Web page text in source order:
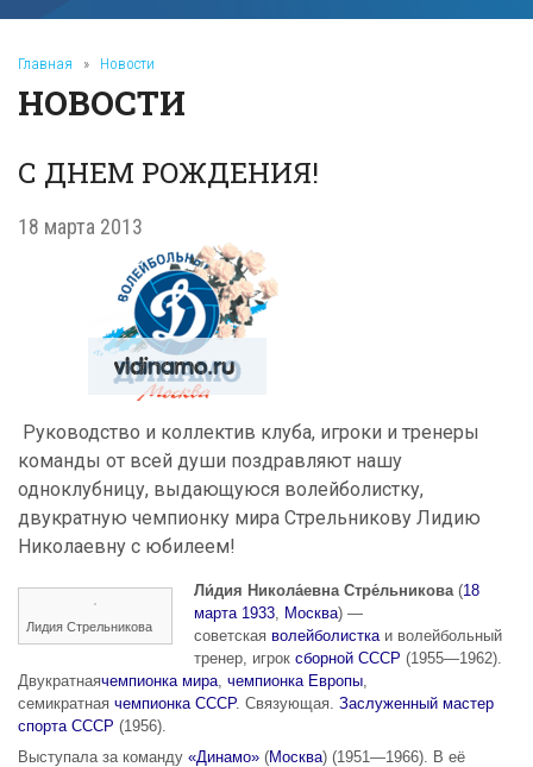
Главная » Новости
НОВОСТИ
С ДНЕМ РОЖДЕНИЯ!
18 марта 2013
Руководство и коллектив клуба, игроки и тренеры
команды от всей души поздравляют нашу
одноклубницу, выдающуюся волейболистку,
двукратную чемпионку мира Стрельникову Лидию
Николаевну с юбилеем!
Лидия Стрельникова
Ли́дия Никола́евна Стре́льникова(18
марта 1933, Москва) —
советскаяволейболисткаи волейбольный
тренер, игроксборной СССР (1955—1962).
Двукратнаячемпионка мира, чемпионка Европы,
семикратная чемпионка СССР. Связующая. Заслуженный мастер
спорта СССР (1956).
Выступала за команду «Динамо» (Москва) (1951—1966). В её